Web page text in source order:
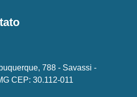
788 - Savassi -
CEP: 30.112-011